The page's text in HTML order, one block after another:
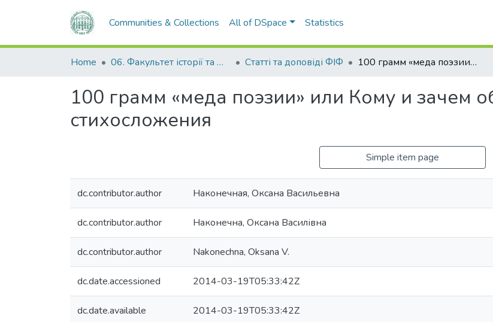
Communities & Collections All of DSpace Statistics
Home 06. Факультет історії та філософії Статті та доповіді ФІФ 100 грамм «меда поэзии» или Кому и зачем обучаться теории стихосложения
100 грамм «меда поэзии» или Кому и зачем
стихосложения
Simple item page
dc.contributor.author Наконечная, Оксана Васильевна
dc.contributor.author Наконечна, Оксана Василівна
dc.contributor.author Nakonechna, Oksana V.
dc.date.accessioned 2014-03-19T05:33:42Z
dc.date.available 2014-03-19T05:33:42Z